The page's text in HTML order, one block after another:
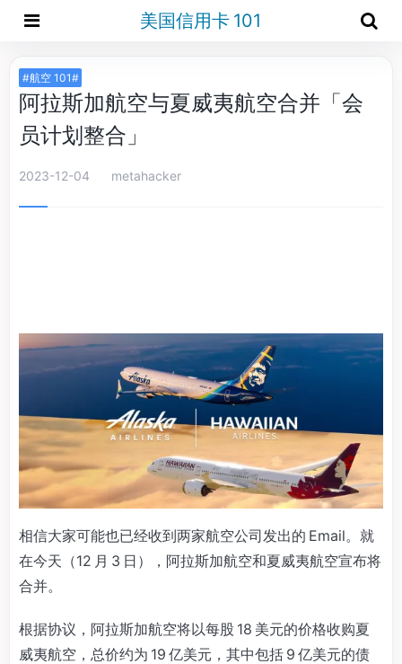
美国信用卡 101
#航空 101#
阿拉斯加航空与夏威夷航空合并「会
员计划整合」
2023-12-04 metahacker
相信大家可能也已经收到两家航空公司发出的 Email。就
在今天（12 月 3 日），阿拉斯加航空和夏威夷航空宣布将
合并。
根据协议，阿拉斯加航空将以每股 18 美元的价格收购夏
威夷航空，总价约为 19 亿美元，其中包括 9 亿美元的债